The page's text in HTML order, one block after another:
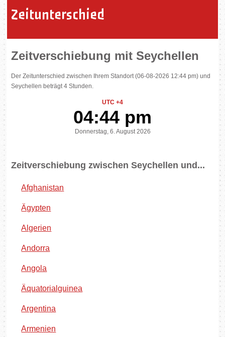
Zeitunterschied
Zeitverschiebung mit Seychellen
Der Zeitunterschied zwischen Ihrem Standort (06-08-2026 12:44 pm) und
Seychellen beträgt 4 Stunden.
UTC +4
04:44 pm
Donnerstag, 6. August 2026
Zeitverschiebung zwischen Seychellen und...
Afghanistan
Ägypten
Algerien
Andorra
Angola
Äquatorialguinea
Argentina
Armenien